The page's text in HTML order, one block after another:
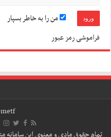
من را به خاطر بسپار
فراموشی رمز عبور